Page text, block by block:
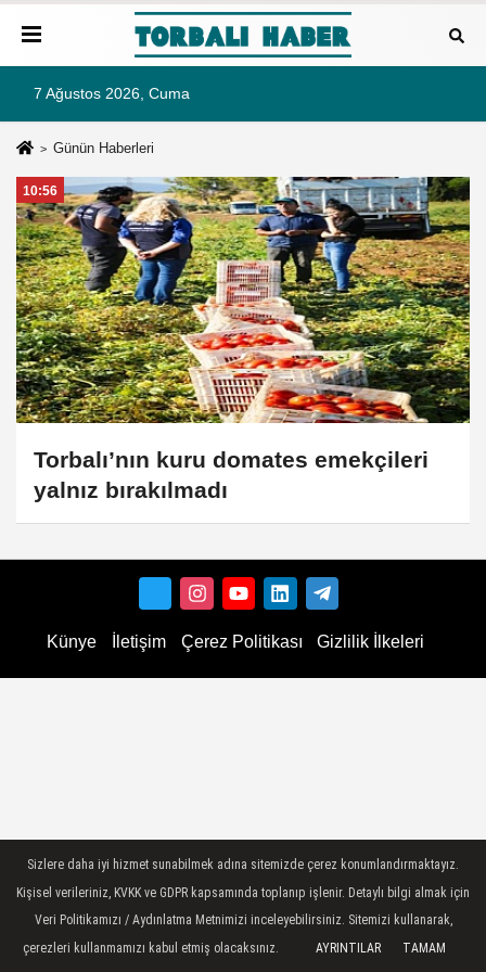
7 Ağustos 2026, Cuma
Günün Haberleri
10:56
Torbalı’nın kuru domates emekçileri
yalnız bırakılmadı
Künye İletişim Çerez Politikası Gizlilik İlkeleri
Sizlere daha iyi hizmet sunabilmek adına sitemizde çerez konumlandırmaktayız.
Kişisel verileriniz, KVKK ve GDPR kapsamında toplanıp işlenir. Detaylı bilgi almak için
Veri Politikamızı / Aydınlatma Metnimizi inceleyebilirsiniz. Sitemizi kullanarak,
çerezleri kullanmamızı kabul etmiş olacaksınız.
AYRINTILAR TAMAM